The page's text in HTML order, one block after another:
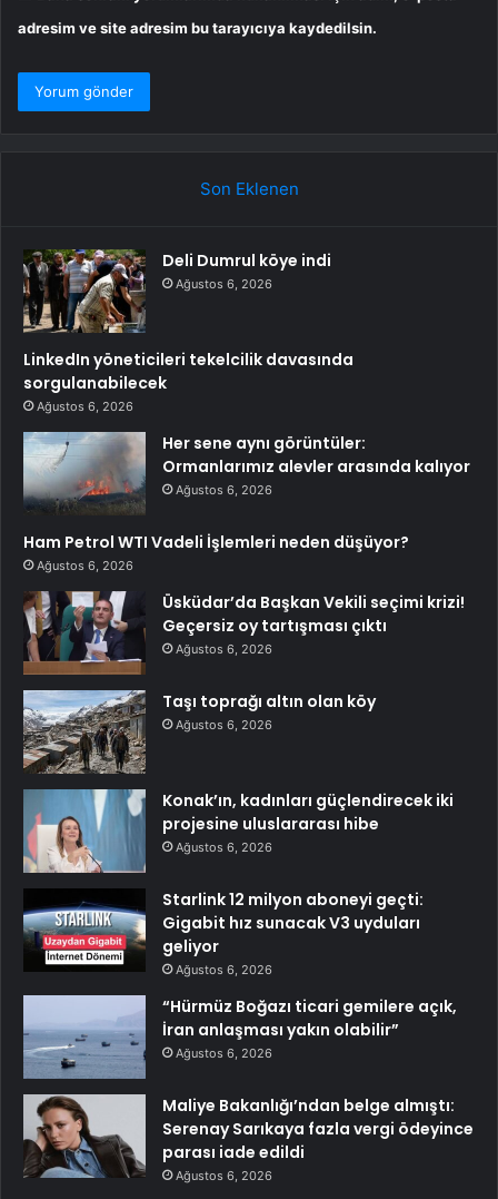
adresim ve site adresim bu tarayıcıya kaydedilsin.
Son Eklenen
Deli Dumrul köye indi
Ağustos 6, 2026
LinkedIn yöneticileri tekelcilik davasında
sorgulanabilecek
Ağustos 6, 2026
Her sene aynı görüntüler:
Ormanlarımız alevler arasında kalıyor
Ağustos 6, 2026
Ham Petrol WTI Vadeli İşlemleri neden düşüyor?
Ağustos 6, 2026
Üsküdar’da Başkan Vekili seçimi krizi!
Geçersiz oy tartışması çıktı
Ağustos 6, 2026
Taşı toprağı altın olan köy
Ağustos 6, 2026
Konak’ın, kadınları güçlendirecek iki
projesine uluslararası hibe
Ağustos 6, 2026
Starlink 12 milyon aboneyi geçti:
Gigabit hız sunacak V3 uyduları
geliyor
Ağustos 6, 2026
“Hürmüz Boğazı ticari gemilere açık,
İran anlaşması yakın olabilir”
Ağustos 6, 2026
Maliye Bakanlığı’ndan belge almıştı:
Serenay Sarıkaya fazla vergi ödeyince
parası iade edildi
Ağustos 6, 2026